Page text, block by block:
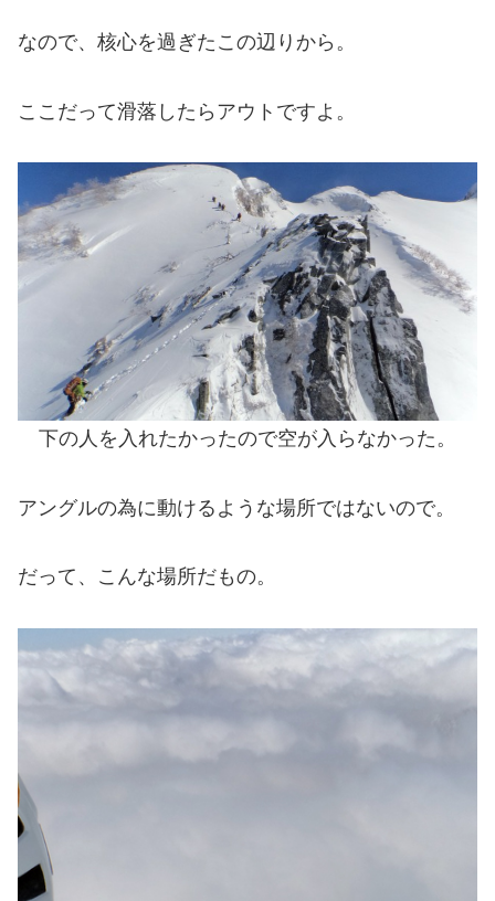
なので、核心を過ぎたこの辺りから。
ここだって滑落したらアウトですよ。
下の人を入れたかったので空が入らなかった。
アングルの為に動けるような場所ではないので。
だって、こんな場所だもの。